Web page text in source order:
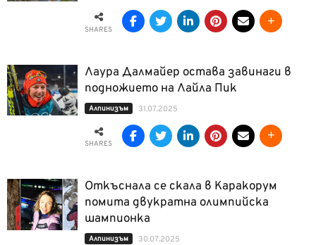
SHARES
Лаура Далмайер остава завинаги в
подножието на Лайла Пик
Алпинизъм 31.07.2025
SHARES
Откъснала се скала в Каракорум
помита двукратна олимпийска
шампионка
Алпинизъм 30.07.2025